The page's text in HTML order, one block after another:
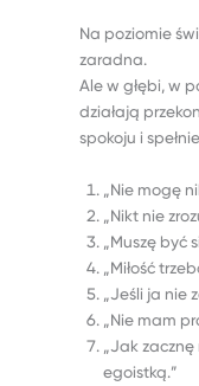
Na poziomie
zaradna.
Ale w głębi, w
działają
spokoju i
„Nie mogę
„Nikt nie
„Muszę być
„Miłość
„Jeśli ja nie
„Nie mam
„Jak zacznę
egoistką.”